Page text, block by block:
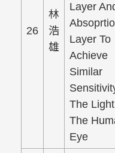
26
林
浩
雄
Layer
Layer To
Achieve
Similar
The
The
Eye